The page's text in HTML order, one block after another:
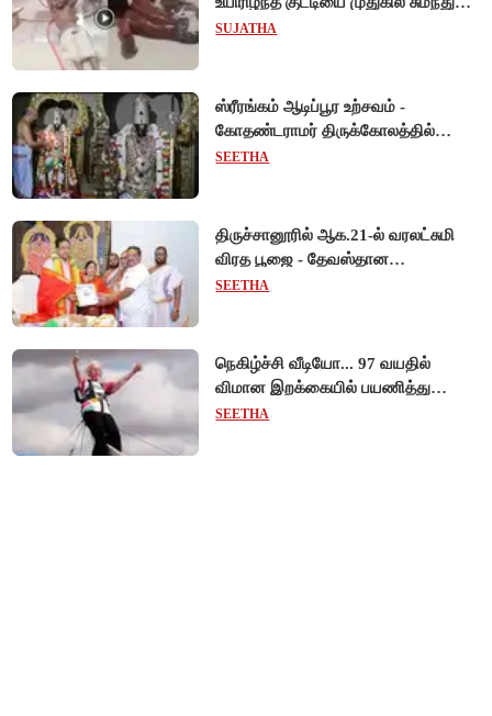
நீந்திய டால்பின்... உலகை உலுக்கிய
SUJATHA
ஸ்ரீரங்கம் ஆடிப்பூர உற்சவம் -
கோதண்டராமர் திருக்கோலத்தில்
ஆண்டாள் நாச்சியார்!
SEETHA
திருச்சானூரில் ஆக.21-ல் வரலட்சுமி
விரத பூஜை - தேவஸ்தான
அறங்காவலர் குழு தலைவருக்கு
SEETHA
நெகிழ்ச்சி வீடியோ... 97 வயதில்
விமான இறக்கையில் பயணித்து
கின்னஸ் சாதனை படைத்த பிரிட்டன்
SEETHA